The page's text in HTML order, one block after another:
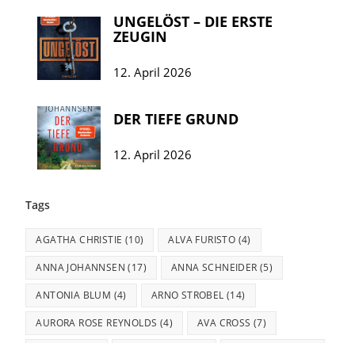
UNGELÖST – DIE ERSTE
ZEUGIN
12. April 2026
DER TIEFE GRUND
12. April 2026
Tags
AGATHA CHRISTIE (10) ALVA FURISTO (4)
ANNA JOHANNSEN (17) ANNA SCHNEIDER (5)
ANTONIA BLUM (4) ARNO STROBEL (14)
AURORA ROSE REYNOLDS (4) AVA CROSS (7)